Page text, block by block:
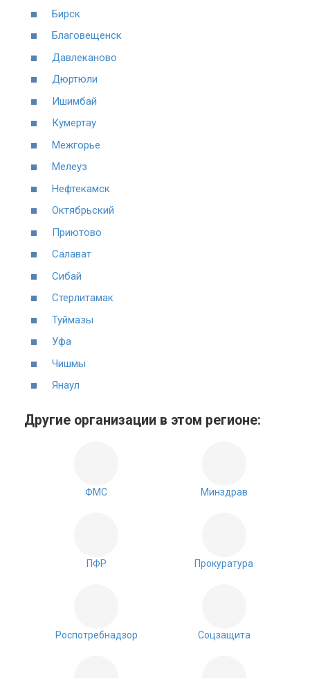
Бирск
Благовещенск
Давлеканово
Дюртюли
Ишимбай
Кумертау
Межгорье
Мелеуз
Нефтекамск
Октябрьский
Приютово
Салават
Сибай
Стерлитамак
Туймазы
Уфа
Чишмы
Янаул
Другие организации в этом регионе:
ФМС Минздрав
ПФР Прокуратура
Роспотребнадзор Соцзащита